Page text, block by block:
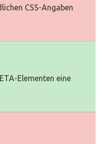
CSS-Angaben
Elementen eine